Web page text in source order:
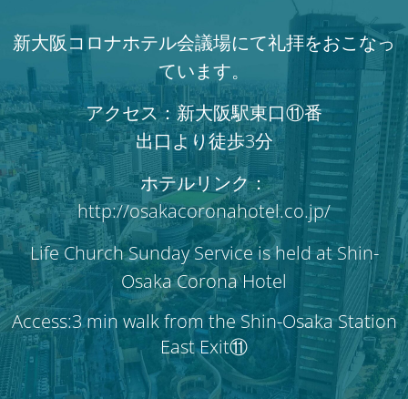
新大阪コロナホテル会議場にて礼拝をおこなっ
ています。
アクセス：新大阪駅東口⑪番
出口より徒歩3分
ホテルリンク：
http://osakacoronahotel.co.jp/
Life Church Sunday Service is held at Shin-
Osaka Corona Hotel
Access:3 min walk from the Shin-Osaka Station
East Exit⑪